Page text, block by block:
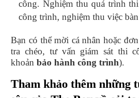
công. Nghiệm thu quá trình
công trình, nghiệm thu việc
Bạn có thể mời cá nhân hoặc
tra chéo, tư vấn giám sát thi
khoảnbảo hành công trình).
Tham khảo thêm những